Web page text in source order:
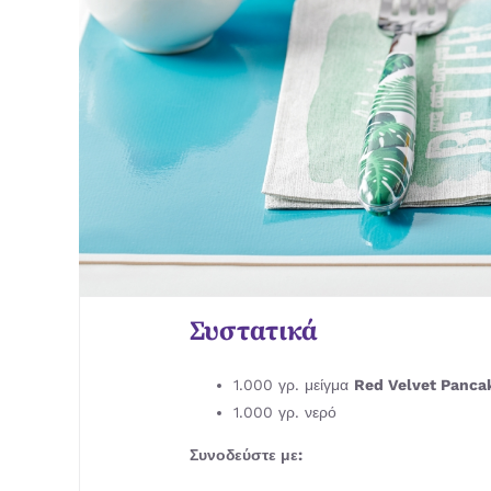
Συστατικά
1.000 γρ. μείγμα Red Velvet
1.000 γρ. νερό
Συνοδεύστε με: